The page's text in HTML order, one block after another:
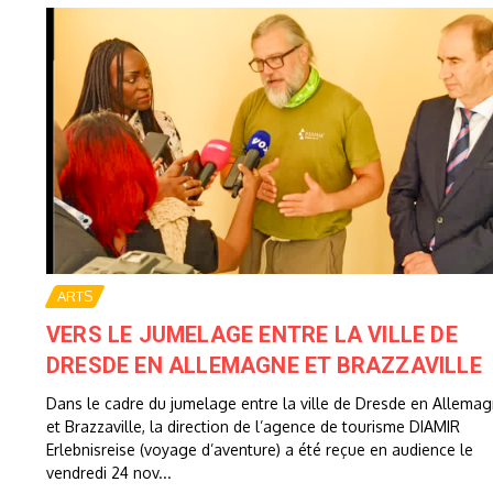
ARTS
VERS LE JUMELAGE ENTRE LA VILLE DE
DRESDE EN ALLEMAGNE ET BRAZZAVILLE
Dans le cadre du jumelage entre la ville de Dresde en
et Brazzaville, la direction de l’agence de tourisme DIAMIR
Erlebnisreise (voyage d’aventure) a été reçue en audience le
vendredi 24 nov...